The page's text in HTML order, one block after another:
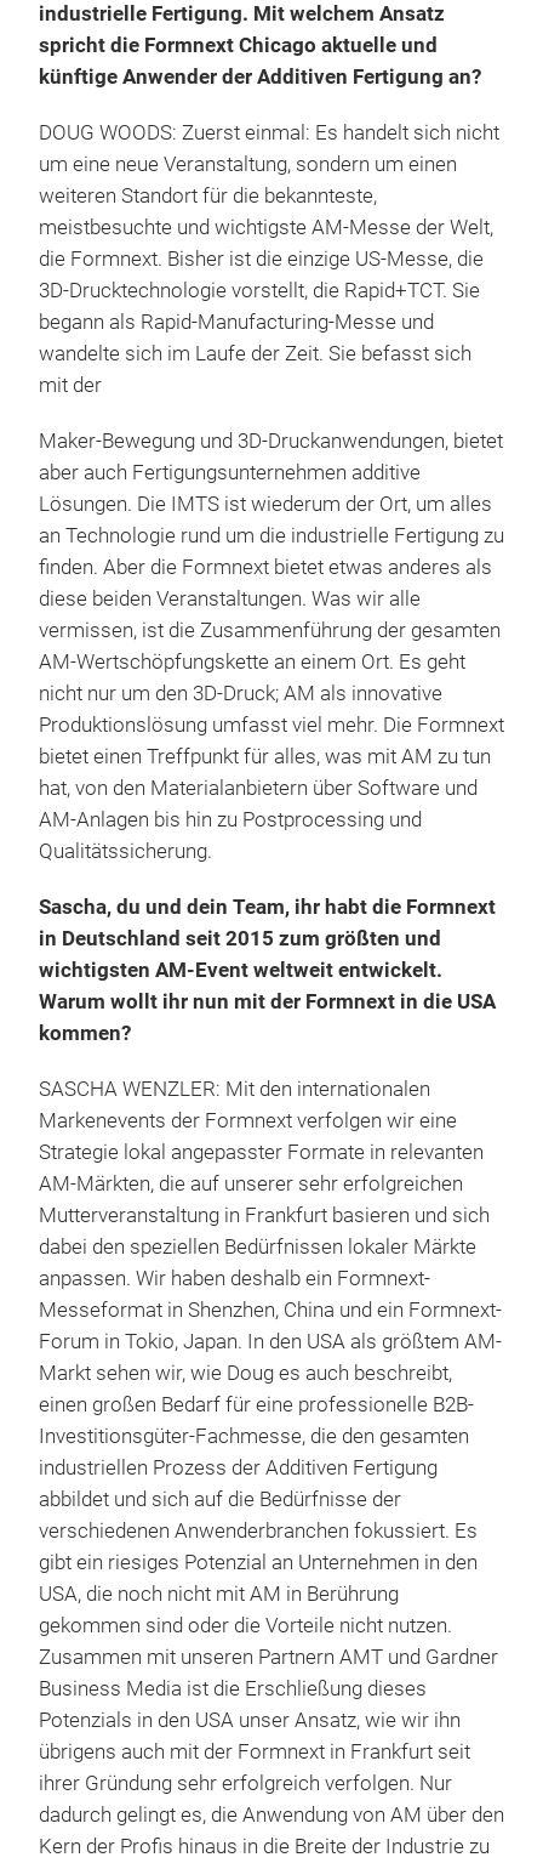
industrielle Fertigung. Mit welchem Ansatz
spricht die Formnext Chicago aktuelle und
künftige Anwender der Additiven Fertigung an?
DOUG WOODS: Zuerst einmal: Es handelt sich nicht
um eine neue Veranstaltung, sondern um einen
weiteren Standort für die bekannteste,
meistbesuchte und wichtigste AM-Messe der Welt,
die Formnext. Bisher ist die einzige US-Messe, die
3D-Drucktechnologie vorstellt, die Rapid+TCT. Sie
begann als Rapid-Manufacturing-Messe und
wandelte sich im Laufe der Zeit. Sie befasst sich
mit der
Maker-Bewegung und 3D-Druckanwendungen, bietet
aber auch Fertigungsunternehmen additive
Lösungen. Die IMTS ist wiederum der Ort, um alles
an Technologie rund um die industrielle Fertigung zu
finden. Aber die Formnext bietet etwas anderes als
diese beiden Veranstaltungen. Was wir alle
vermissen, ist die Zusammenführung der gesamten
AM-Wertschöpfungskette an einem Ort. Es geht
nicht nur um den 3D-Druck; AM als innovative
Produktionslösung umfasst viel mehr. Die Formnext
bietet einen Treffpunkt für alles, was mit AM zu tun
hat, von den Materialanbietern über Software und
AM-Anlagen bis hin zu Postprocessing und
Qualitätssicherung.
Sascha, du und dein Team, ihr habt die Formnext
in Deutschland seit 2015 zum größten und
wichtigsten AM-Event weltweit entwickelt.
Warum wollt ihr nun mit der Formnext in die USA
kommen?
SASCHA WENZLER: Mit den internationalen
Markenevents der Formnext verfolgen wir eine
Strategie lokal angepasster Formate in relevanten
AM-Märkten, die auf unserer sehr erfolgreichen
Mutterveranstaltung in Frankfurt basieren und sich
dabei den speziellen Bedürfnissen lokaler Märkte
anpassen. Wir haben deshalb ein Formnext-
Messeformat in Shenzhen, China und ein Formnext-
Forum in Tokio, Japan. In den USA als größtem AM-
Markt sehen wir, wie Doug es auch beschreibt,
einen großen Bedarf für eine professionelle B2B-
Investitionsgüter-Fachmesse, die den gesamten
industriellen Prozess der Additiven Fertigung
abbildet und sich auf die Bedürfnisse der
verschiedenen Anwenderbranchen fokussiert. Es
gibt ein riesiges Potenzial an Unternehmen in den
USA, die noch nicht mit AM in Berührung
gekommen sind oder die Vorteile nicht nutzen.
Zusammen mit unseren Partnern AMT und Gardner
Business Media ist die Erschließung dieses
Potenzials in den USA unser Ansatz, wie wir ihn
übrigens auch mit der Formnext in Frankfurt seit
ihrer Gründung sehr erfolgreich verfolgen. Nur
dadurch gelingt es, die Anwendung von AM über den
Kern der Profis hinaus in die Breite der Industrie zu